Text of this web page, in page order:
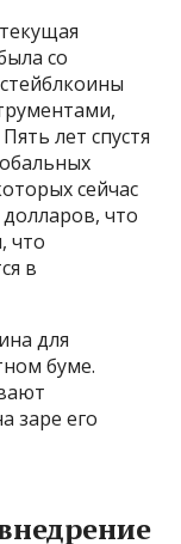
со
лет спустя
сейчас
что
что
в
для
буме.
заре его